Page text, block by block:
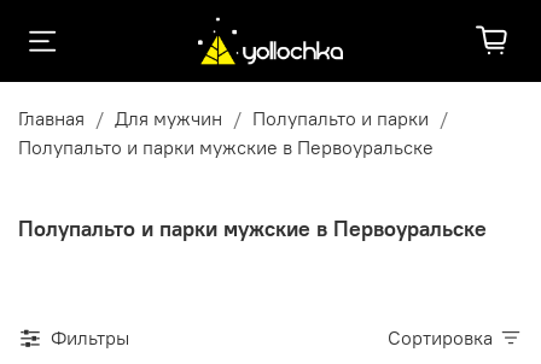
Главная Для мужчин
Полупальто и парки
Полупальто и парки мужские в Первоуральске
Полупальто и парки мужские в Первоуральске
Фильтры Сортировка